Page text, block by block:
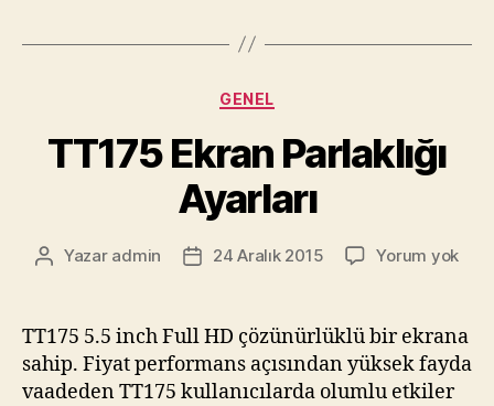
Kategoriler
GENEL
TT175 Ekran Parlaklığı
Ayarları
Yazının
Yazar admin
Yazı24 Aralık 2015 Yorum yok
TT175 5.5 inch Full HD çözünürlüklü bir ekrana
sahip. Fiyat performans açısından yüksek fayda
vaadeden TT175 kullanıcılarda olumlu etkiler